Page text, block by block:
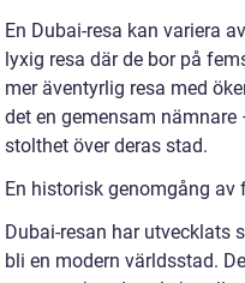
En Dubai-resa kan variera
lyxig resa där de bor på
mer äventyrlig resa med
det en gemensam
stolthet över deras stad.
En historisk genomgång av
Dubai-resan har utvecklats
bli en modern världsstad.